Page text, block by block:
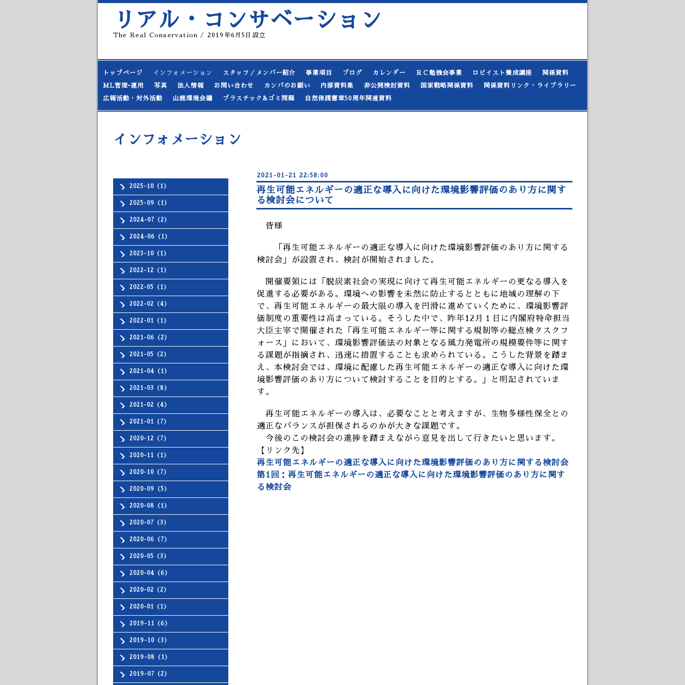
リアル・コンサベーション
The Real Conservation / 2019年6月5日設立
トップページ インフォメーション スタッフ／メンバー紹介 事業項目 ブログ カレンダー ＲＣ勉強会事業 ロビイスト養成講座 関係資料
ML管理•運用 写真 法人情報 お問い合わせ カンパのお願い 内部資料集 非公開検討資料 国家戦略関係資料 関係資料リンク・ライブラリー
広報活動・対外活動 山鹿環境会議 プラスチック&ゴミ問題 自然保護憲章50周年関連資料
2025-10（1）
2025-09（1）
2024-07（2）
2024-06（1）
2023-10（1）
2022-12（1）
2022-05（1）
2022-02（4）
2022-01（1）
2021-06（2）
2021-05（2）
2021-04（1）
2021-03（8）
2021-02（4）
2021-01（7）
2020-12（7）
2020-11（1）
2020-10（7）
2020-09（5）
2020-08（1）
2020-07（3）
2020-06（7）
2020-05（3）
2020-04（6）
2020-02（2）
2020-01（1）
2019-11（6）
2019-10（3）
2019-08（1）
2019-07（2）
インフォメーション
2021-01-21 22:58:00
再生可能エネルギーの適正な導入に向けた環境影響評価のあり方に関す
る検討会について
皆様
「再生可能エネルギーの適正な導入に向けた環境影響評価のあり方に関する
検討会」が設置され、検討が開始されました。
開催要領には「脱炭素社会の実現に向けて再生可能エネルギーの更なる導入を
促進する必要がある。環境への影響を未然に防止するとともに地域の理解の下
で、再生可能エネルギーの最大限の導入を円滑に進めていくために、環境影響評
価制度の重要性は高まっている。そうした中で、昨年12月１日に内閣府特命担当
大臣主宰で開催された「再生可能エネルギー等に関する規制等の総点検タスクフ
ォース」において、環境影響評価法の対象となる風力発電所の規模要件等に関す
る課題が指摘され、迅速に措置することも求められている。こうした背景を踏ま
え、本検討会では、環境に配慮した再生可能エネルギーの適正な導入に向けた環
境影響評価のあり方について検討することを目的とする。」と明記されていま
す。
再生可能エネルギーの導入は、必要なことと考えますが、生物多様性保全との
適正なバランスが担保されるのかが大きな課題です。
今後のこの検討会の進捗を踏まえながら意見を出して行きたいと思います。
【 リンク先 】
再生可能エネルギーの適正な導入に向けた環境影響評価のあり方に関する検討会
第1回：再生可能エネルギーの適正な導入に向けた環境影響評価のあり方に関す
る検討会